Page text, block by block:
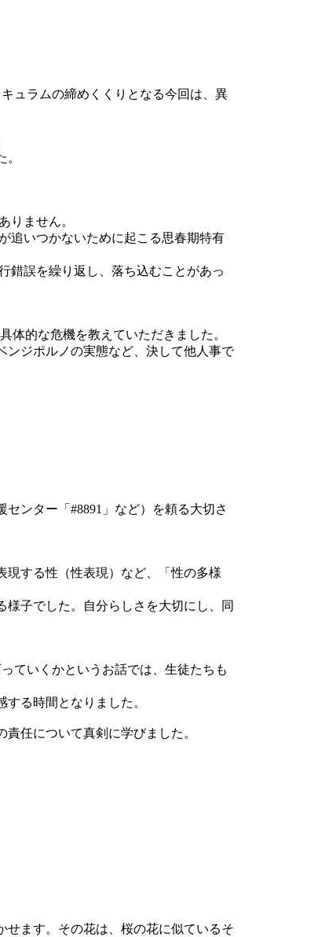
ュラムの締めくくりとなる今回は、異
りません。
追いつかないために起こる思春期特有
錯誤を繰り返し、落ち込むことがあっ
的な危機を教えていただきました。
ジポルノの実態など、決して他人事で
ンター「#8891」など）を頼る大切さ
する性（性表現）など、「性の多様
子でした。自分らしさを大切にし、同
ていくかというお話では、生徒たちも
る時間となりました。
任について真剣に学びました。
ます。その花は、桜の花に似ているそ